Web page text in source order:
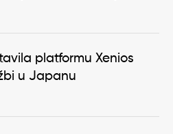
platformu Xenios
u Japanu